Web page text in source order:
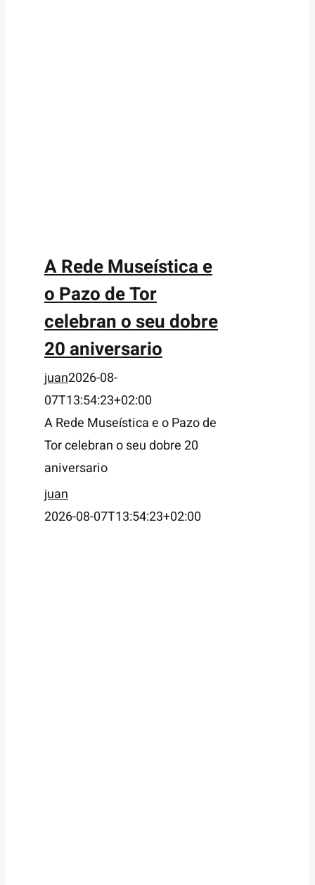
A Rede Museística e
o Pazo de Tor
celebran o seu dobre
20 aniversario
juan2026-08-
07T13:54:23+02:00
A Rede Museística e o Pazo de
Tor celebran o seu dobre 20
aniversario
juan
2026-08-07T13:54:23+02:00